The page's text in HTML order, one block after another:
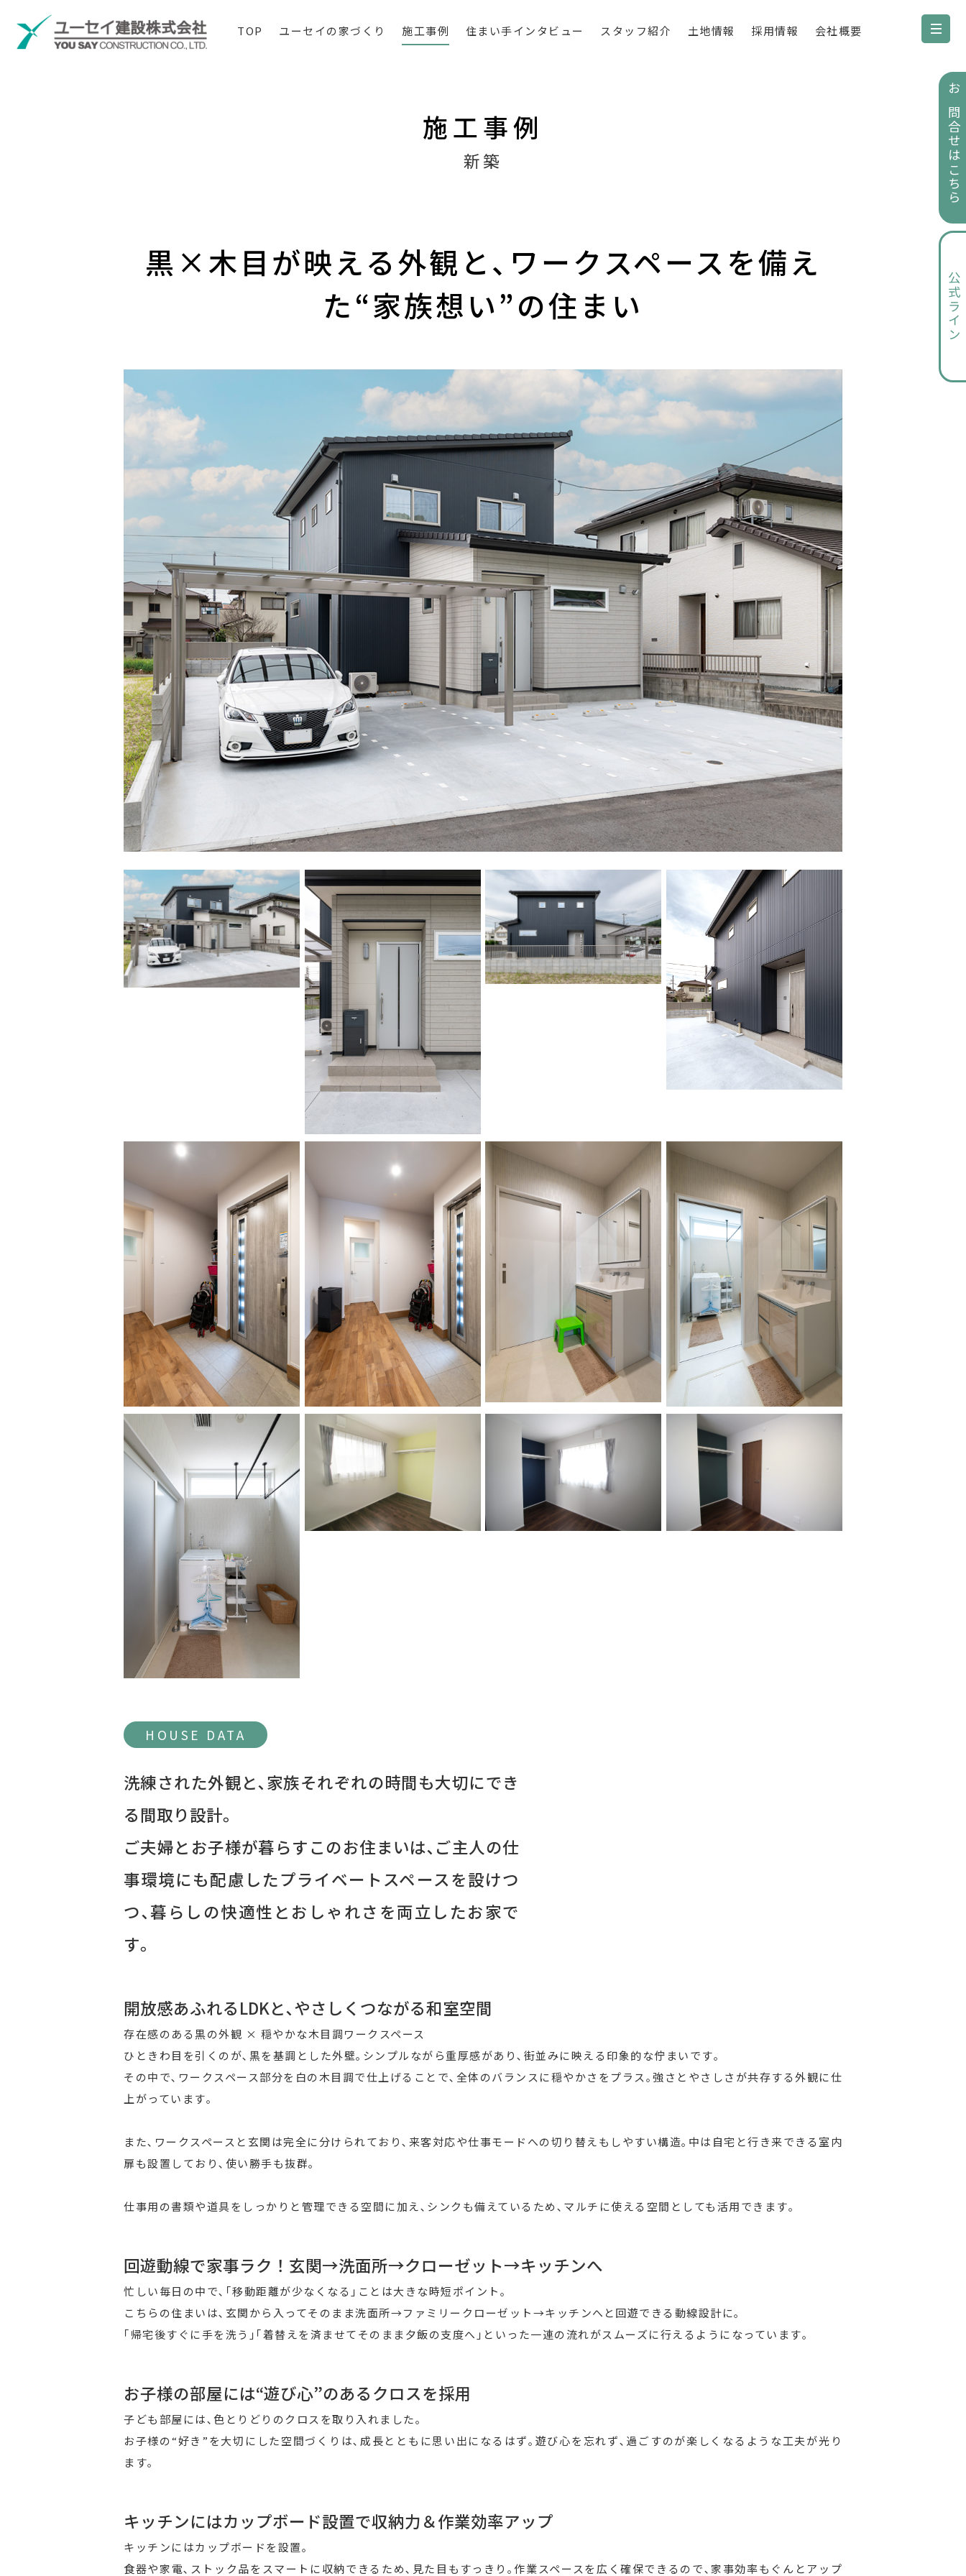
TOP ユーセイの家づくり 施工事例 住まい手インタビュー スタッフ紹介 土地情報 採用情報 会社概要
お問合せはこちら
公式ライン
施工事例
新築
黒×木目が映える外観と､ワークスペースを備え
た“家族想い”の住まい
HOUSE DATA
洗練された外観と､家族それぞれの時間も大切にでき
る間取り設計｡
ご夫婦とお子様が暮らすこのお住まいは､ご主人の仕
事環境にも配慮したプライベートスペースを設けつ
つ､暮らしの快適性とおしゃれさを両立したお家で
す｡
開放感あふれるLDKと､やさしくつながる和室空間
存在感のある黒の外観 × 穏やかな木目調ワークスペース
ひときわ目を引くのが､黒を基調とした外壁｡シンプルながら重厚感があり､街並みに映える印象的な佇まいです｡
その中で､ワークスペース部分を白の木目調で仕上げることで､全体のバランスに穏やかさをプラス｡強さとやさしさが共存する外観に仕
上がっています｡
また､ワークスペースと玄関は完全に分けられており､来客対応や仕事モードへの切り替えもしやすい構造｡中は自宅と行き来できる室内
扉も設置しており､使い勝手も抜群｡
仕事用の書類や道具をしっかりと管理できる空間に加え､シンクも備えているため､マルチに使える空間としても活用できます｡
回遊動線で家事ラク！玄関→洗面所→クローゼット→キッチンへ
忙しい毎日の中で､｢移動距離が少なくなる｣ことは大きな時短ポイント｡
こちらの住まいは､玄関から入ってそのまま洗面所→ファミリークローゼット→キッチンへと回遊できる動線設計に｡
｢帰宅後すぐに手を洗う｣｢着替えを済ませてそのまま夕飯の支度へ｣といった一連の流れがスムーズに行えるようになっています｡
お子様の部屋には“遊び心”のあるクロスを採用
子ども部屋には､色とりどりのクロスを取り入れました｡
お子様の“好き”を大切にした空間づくりは､成長とともに思い出になるはず｡遊び心を忘れず､過ごすのが楽しくなるような工夫が光り
ます｡
キッチンにはカップボード設置で収納力＆作業効率アップ
キッチンにはカップボードを設置｡
食器や家電､ストック品をスマートに収納できるため､見た目もすっきり｡作業スペースを広く確保できるので､家事効率もぐんとアップ